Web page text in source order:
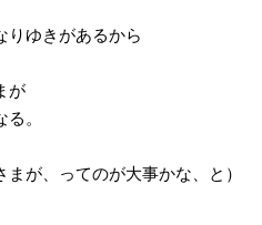
りゆきがあるから
が
。
まが、ってのが大事かな、と）